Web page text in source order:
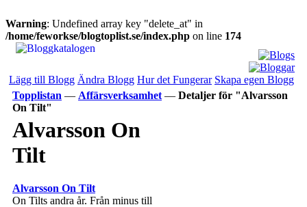
Warning: Undefined array key "delete_at" in
/home/feworkse/blogtoplist.se/index.php on line 174
Lägg till Blogg Ändra Blogg Hur det Fungerar Skapa egen Blogg
Topplistan — Affärsverksamhet — Detaljer för "Alvarsson
On Tilt"
Alvarsson On
Tilt
Alvarsson On Tilt
On Tilts andra år. Från minus till